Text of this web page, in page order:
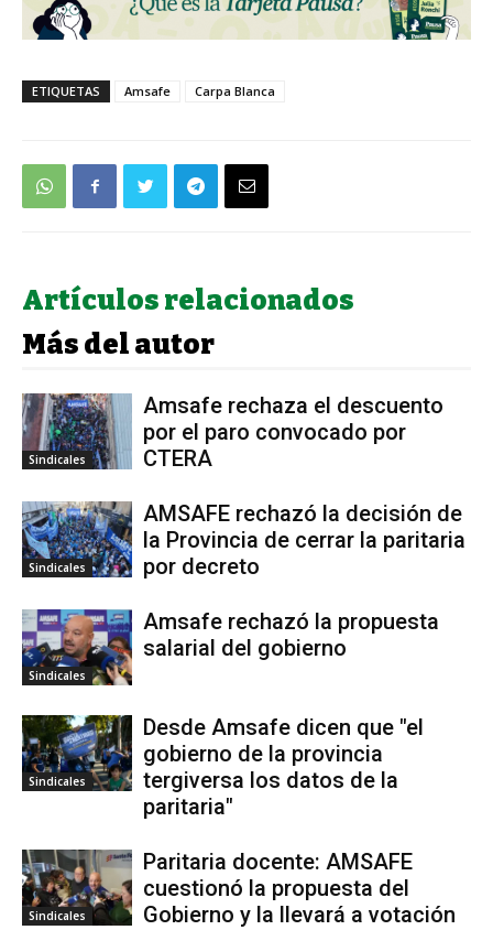
ETIQUETAS Amsafe Carpa Blanca
Artículos relacionados
Más del autor
Sindicales
Amsafe rechaza el descuento
por el paro convocado por
CTERA
Sindicales
AMSAFE rechazó la decisión de
la Provincia de cerrar la paritaria
por decreto
Sindicales
Amsafe rechazó la propuesta
salarial del gobierno
Sindicales
Desde Amsafe dicen que "el
gobierno de la provincia
tergiversa los datos de la
paritaria"
Sindicales
Paritaria docente: AMSAFE
cuestionó la propuesta del
Gobierno y la llevará a votación